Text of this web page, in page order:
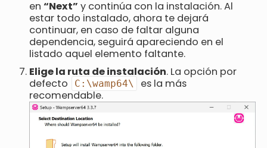
en“Next” y continúa con la instalación. Al
estar todo instalado, ahora te dejará
continuar, en caso de faltar alguna
dependencia, seguirá apareciendo en el
listado aquel elemento faltante.
Elige la ruta de instalación. La opción por
defecto
C:\wamp64\
es la más
recomendable.